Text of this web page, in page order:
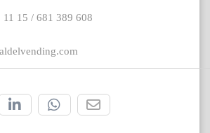
11 15 / 681 389 608